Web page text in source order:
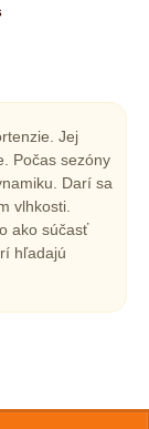
Jej
Počas sezóny
Darí sa
vlhkosti.
ako súčasť
hľadajú